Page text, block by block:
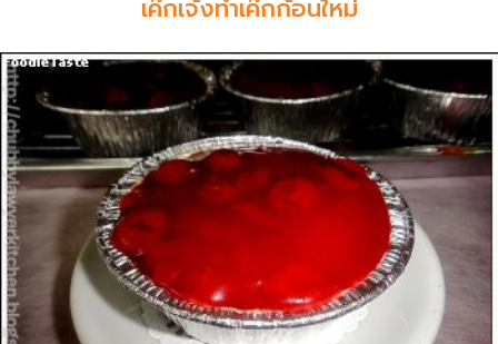
เค๊กเจ้งทำเค๊กก้อนใหม่